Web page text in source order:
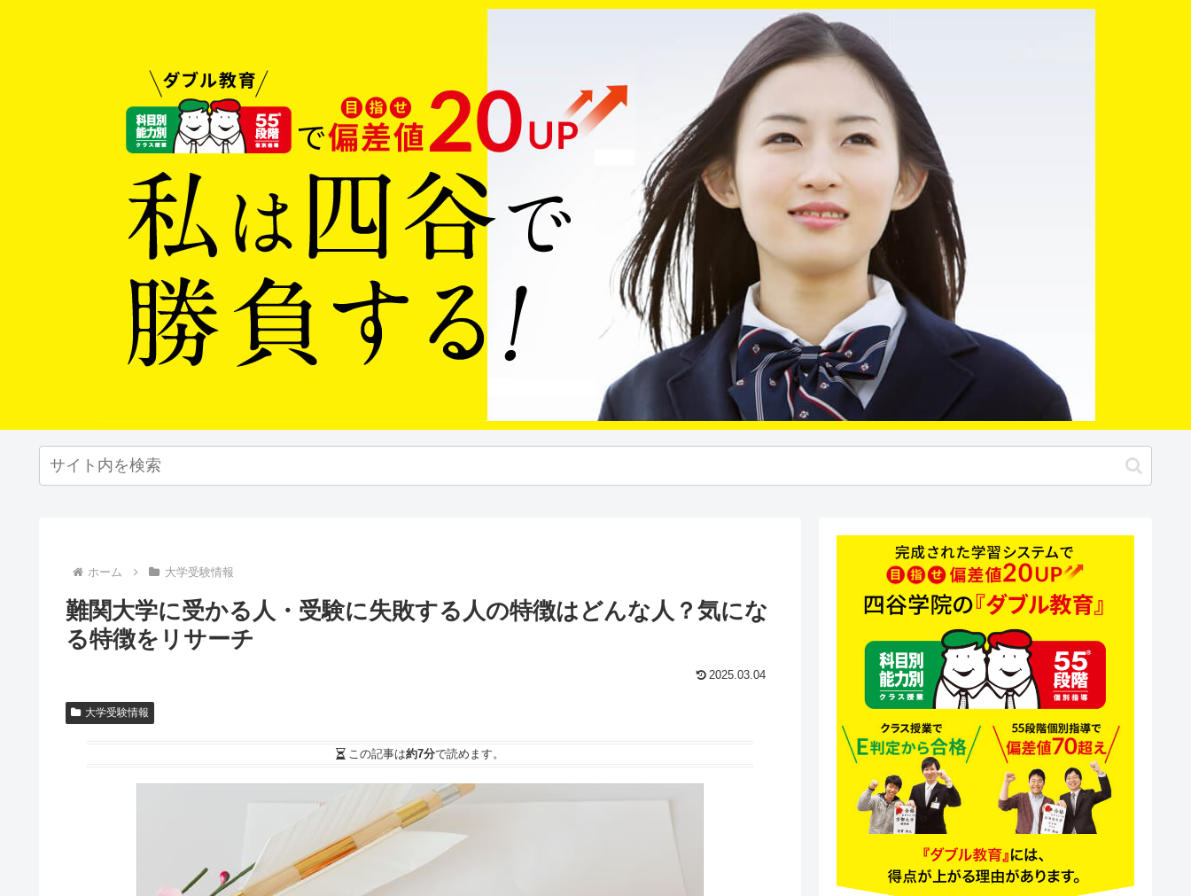
ホーム 大学受験情報
難関大学に受かる人・受験に失敗する人の特徴はどんな人？気にな
る特徴をリサーチ
2025.03.04
大学受験情報
この記事は約7分で読めます。